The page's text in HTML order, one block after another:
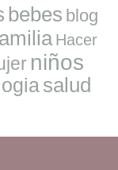
bebes blog
Hacer
niños
salud